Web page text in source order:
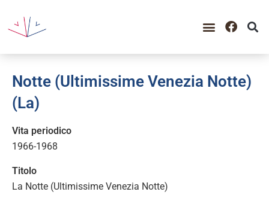
Notte (Ultimissime Venezia Notte)
(La)
Vita periodico
1966-1968
Titolo
La Notte (Ultimissime Venezia Notte)